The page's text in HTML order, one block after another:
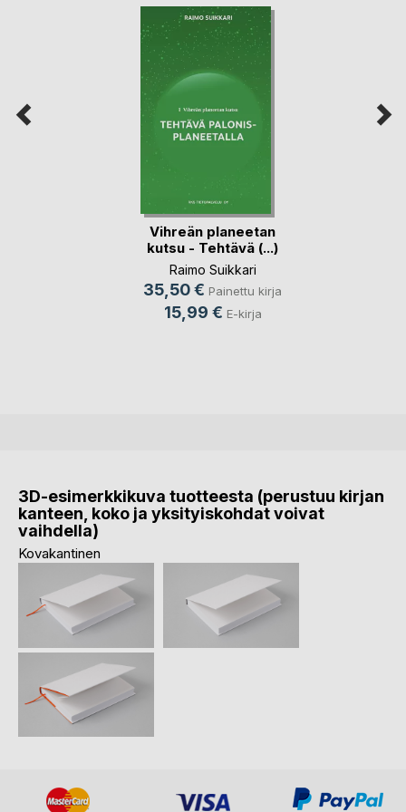
Vihreän planeetan
kutsu - Tehtävä (...)
Raimo Suikkari
35,50 € Painettu kirja
15,99 € E-kirja
3D-esimerkkikuva tuotteesta (perustuu kirjan
kanteen, koko ja yksityiskohdat voivat
vaihdella)
Kovakantinen